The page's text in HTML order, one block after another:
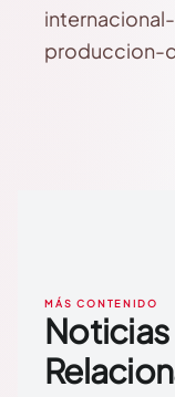
produccion-
MÁS CONTENIDO
Noticias